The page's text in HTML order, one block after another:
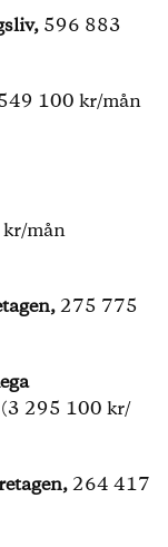
596 883
100 kr/mån
mån
275 775
295 100 kr/
264 417